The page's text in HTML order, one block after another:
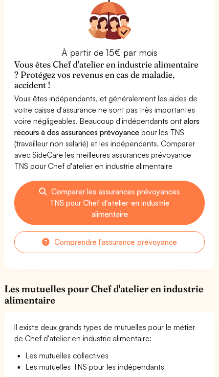
À partir de 15€ par mois
Vous êtes Chef d'atelier en industrie alimentaire
? Protégez vos revenus en cas de maladie,
accident !
Vous êtes indépendants, et généralement les aides de
votre caisse d'assurance ne sont pas très importantes
voire négligeables. Beaucoup d'indépendants ontalors
recours à des assurances prévoyance pour les TNS
(travailleur non salarié) et les indépendants. Comparer
avec SideCare les meilleures assurances prévoyance
TNS pour Chef d'atelier en industrie alimentaire
Comparer les assurances prévoyances
TNS pour Chef d'atelier en industrie
alimentaire
Comprendre l'assurance prévoyance
Les mutuelles pour Chef d'atelier en industrie
alimentaire
Il existe deux grands types de mutuelles pour le métier
de Chef d'atelier en industrie alimentaire:
Les mutuelles collectives
Les mutuelles TNS pour les indépendants